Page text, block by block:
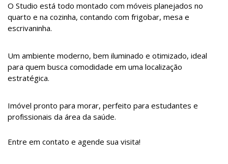
O Studio está todo montado com móveis planejados no
quarto e na cozinha, contando com frigobar, mesa e
escrivaninha.
Um ambiente moderno, bem iluminado e otimizado, ideal
para quem busca comodidade em uma localização
estratégica.
Imóvel pronto para morar, perfeito para estudantes e
profissionais da área da saúde.
Entre em contato e agende sua visita!